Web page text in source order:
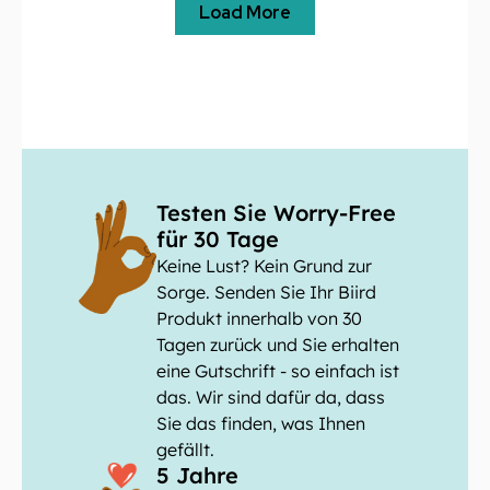
Load More
Testen Sie Worry-Free
für 30 Tage
Keine Lust? Kein Grund zur
Sorge. Senden Sie Ihr Biird
Produkt innerhalb von 30
Tagen zurück und Sie erhalten
eine Gutschrift - so einfach ist
das. Wir sind dafür da, dass
Sie das finden, was Ihnen
gefällt.
5 Jahre